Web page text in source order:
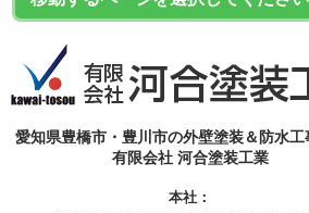
愛知県豊橋市・豊川市の外壁塗装＆防水工
有限会社 河合塗装工業
本社：